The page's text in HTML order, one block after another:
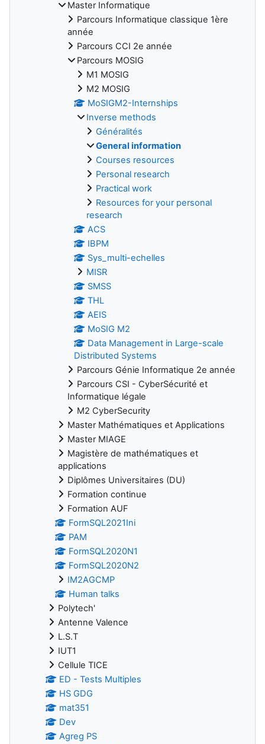
Master Informatique
Parcours Informatique classique 1ère
année
Parcours CCI 2e année
Parcours MOSIG
M1 MOSIG
M2 MOSIG
MoSIGM2-Internships
Inverse methods
Généralités
General information
Courses resources
Personal research
Practical work
Resources for your personal
research
ACS
IBPM
Sys_multi-echelles
MISR
SMSS
THL
AEIS
MoSIG M2
Data Management in Large-scale
Distributed Systems
Parcours Génie Informatique 2e année
Parcours CSI - CyberSécurité et
Informatique légale
M2 CyberSecurity
Master Mathématiques et Applications
Master MIAGE
Magistère de mathématiques et
applications
Diplômes Universitaires (DU)
Formation continue
Formation AUF
FormSQL2021Ini
PAM
FormSQL2020N1
FormSQL2020N2
IM2AGCMP
Human talks
Polytech'
Antenne Valence
L.S.T
IUT1
Cellule TICE
ED - Tests Multiples
HS GDG
mat351
Dev
Agreg PS